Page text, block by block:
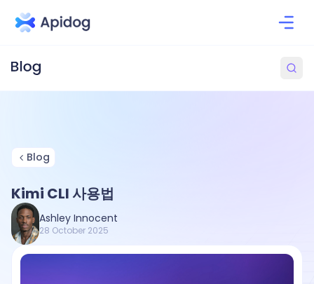
Blog
Kimi CLI 사용법
Ashley Innocent
28 October 2025